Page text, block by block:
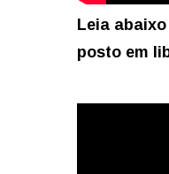
Leia
posto em